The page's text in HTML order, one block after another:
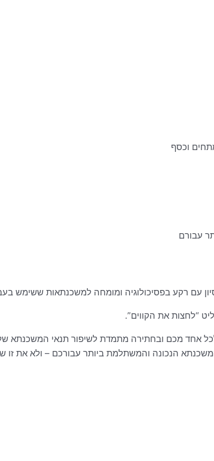
וכסף
עבורם
“לחצות את הקווים”.
אחד מכם ובחתירה מתמדת לשיפור תנאי המשכנתא
הנכונה והמשתלמת ביותר עבורכם – ולא את